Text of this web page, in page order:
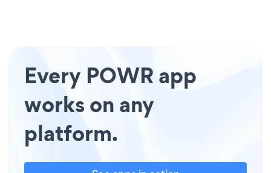
Every POWR app
works on any
platform.